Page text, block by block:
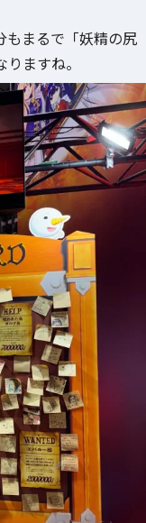
もまるで「妖精の尻
ますね。